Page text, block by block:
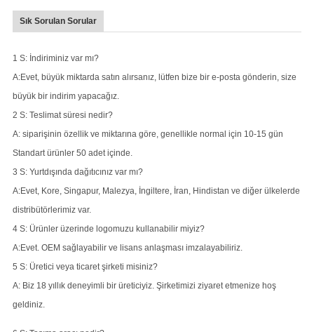
Sık Sorulan Sorular
1 S: İndiriminiz var mı?
A:Evet, büyük miktarda satın alırsanız, lütfen bize bir e-posta gönderin, size
büyük bir indirim yapacağız.
2 S: Teslimat süresi nedir?
A: siparişinin özellik ve miktarına göre, genellikle normal için 10-15 gün
Standart ürünler 50 adet içinde.
3 S: Yurtdışında dağıtıcınız var mı?
A:Evet, Kore, Singapur, Malezya, İngiltere, İran, Hindistan ve diğer ülkelerde
distribütörlerimiz var.
4 S: Ürünler üzerinde logomuzu kullanabilir miyiz?
A:Evet. OEM sağlayabilir ve lisans anlaşması imzalayabiliriz.
5 S: Üretici veya ticaret şirketi misiniz?
A: Biz 18 yıllık deneyimli bir üreticiyiz. Şirketimizi ziyaret etmenize hoş
geldiniz.